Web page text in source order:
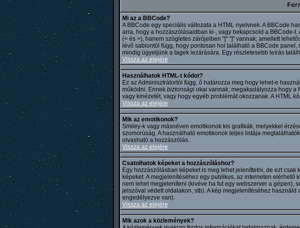
Mi az a BBCode?
A BBCode egy speciális változata a HTML nyelvnek. A BBCode
arra, hogy a hozzászólásaidban ki-, vagy bekapcsold a BBCode-
(< és >), hanem szögletes zárójelben "[" "]" vannak; amellett
lévő sablontól függ, hogy pontosan hol található a BBCode
mindig ügyeljünk a tagek lezárására. Egy részletesebb leírás
Vissza az elejére
Használhatok HTML-t kódot?
Ez az Adminisztrátortól függ, ő határozza meg hogy lehet-e
működni. Ennek biztonságiokai vannak; megakadályozza hogy a
vagy kinézetét, vagy hogy egyéb problémát okozzanak. A HTML
Vissza az elejére
Mik az emotikonok?
Smiley-k vagy másnéven emotikonok kis grafikák, melyekkel
szomorúság. A használható emotikonok teljes listája
olvasható a hozzászólás.
Vissza az elejére
Csatolhatok képeket a hozzászóláshoz?
Egy hozzászólásban képeket is meg lehet jeleníttetni, de ezt
képeket. A megjelenítéséhez egy publikus, az interneten
nem lehet megjeleníteni (kivéve ha fut egy webszerver a gépen),
jelszóval védett oldalakon, stb). A kép megjelenítéséhez
engedélyezve van).
Vissza az elejére
Mik azok a közlemények?